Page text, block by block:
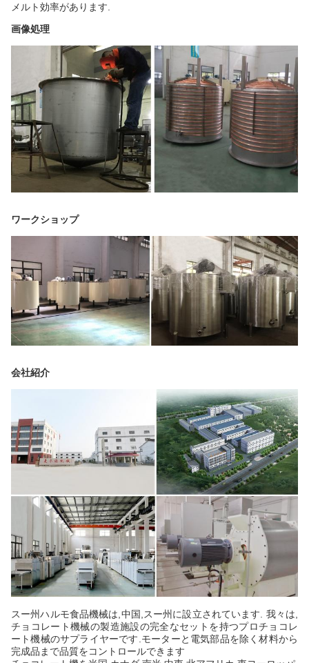
メルト効率があります.
画像処理
ワークショップ
会社紹介
スー州ハルモ食品機械は,中国,スー州に設立されています. 我々は,
チョコレート機械の製造施設の完全なセットを持つプロチョコレ
ート機械のサプライヤーです.モーターと電気部品を除く材料から
完成品まで品質をコントロールできます